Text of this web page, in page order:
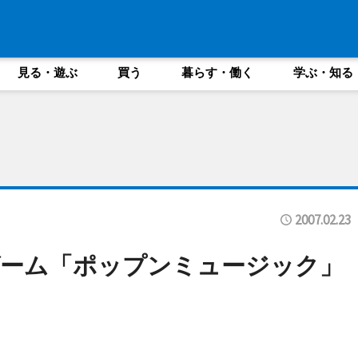
見る・遊ぶ 買う 暮らす・働く 学ぶ・知る
2007.02.23
ム「ポップンミュージック」